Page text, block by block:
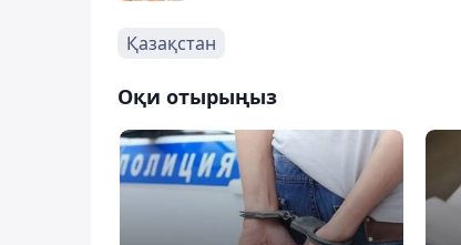
Қазақстан
Оқи отырыңыз